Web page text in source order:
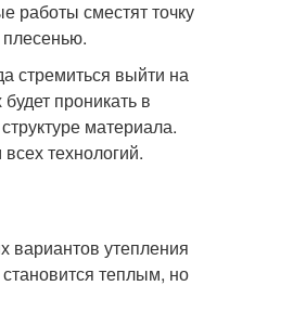
работы сместят точку
стремиться выйти на
проникать в
материала.
технологий.
вариантов утепления
теплым, но